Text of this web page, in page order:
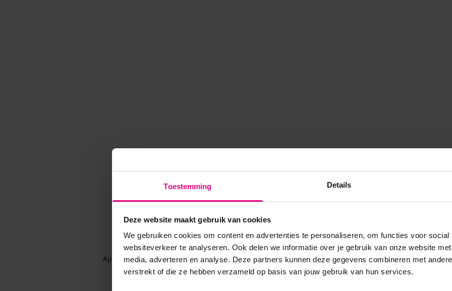
Toestemming Details
Deze website maakt gebruik van cookies
We gebruiken cookies om content en advertenties te personaliseren, om functies voor
websiteverkeer te analyseren. Ook delen we informatie over je gebruik van onze website
media, adverteren en analyse. Deze partners kunnen deze gegevens combineren met
verstrekt of die ze hebben verzameld op basis van jouw gebruik van hun services.
Application error: a client-side exception has occurred while loadingwww.voordeeluitjes.nl (see the